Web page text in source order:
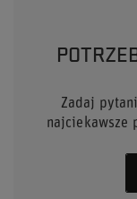
Zadaj
najciekawsze